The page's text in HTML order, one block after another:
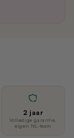
2 jaar
Volledige garantie,
eigen NL-team